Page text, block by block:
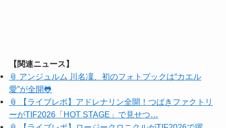
【関連ニュース】
📎 アンジュルム 川名凜、初のフォトブックは“カエル
愛”が全開🐸
📎 【ライブレポ】アドレナリン全開！つばきファクトリ
ーがTIF2026「HOT STAGE」で見せつ…